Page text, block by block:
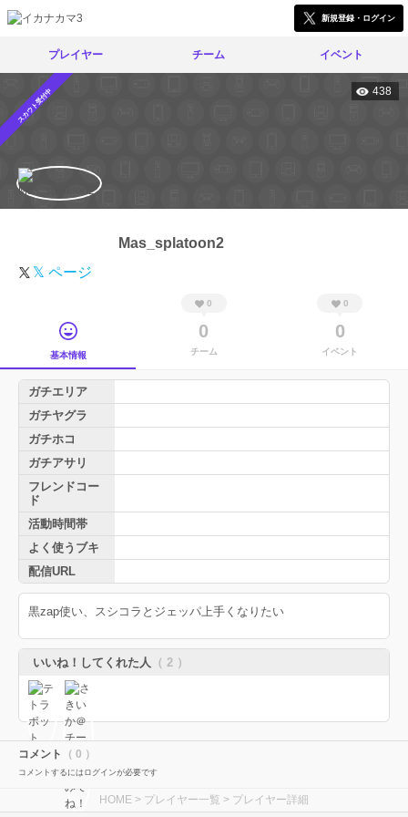
新規登録・ログイン
プレイヤー チーム イベント
スカウト受付中 438
Mas_splatoon2
𝕏 ページ
基本情報
0
0
チーム
0
0
イベント
ガチエリア
ガチヤグラ
ガチホコ
ガチアサリ
フレンドコー
ド
活動時間帯
よく使うブキ
配信URL
黒zap使い、スシコラとジェッパ上手くなりたい
いいね！してくれた人 （ 2 ）
コメント （ 0 ）
コメントするにはログインが必要です
HOME > プレイヤー一覧 > プレイヤー詳細